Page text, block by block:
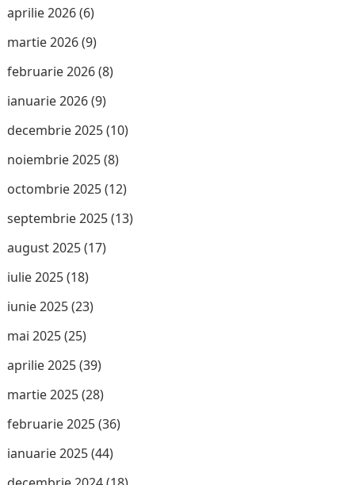
aprilie 2026(6)
martie 2026(9)
februarie 2026(8)
ianuarie 2026(9)
decembrie 2025(10)
noiembrie 2025(8)
octombrie 2025(12)
septembrie 2025(13)
august 2025(17)
iulie 2025(18)
iunie 2025(23)
mai 2025(25)
aprilie 2025(39)
martie 2025(28)
februarie 2025(36)
ianuarie 2025(44)